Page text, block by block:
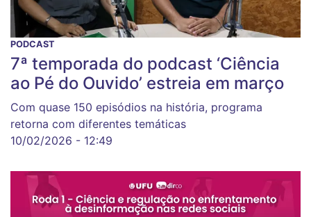
PODCAST
7ª temporada do podcast ‘Ciência
ao Pé do Ouvido’ estreia em março
Com quase 150 episódios na história, programa
retorna com diferentes temáticas
10/02/2026 - 12:49